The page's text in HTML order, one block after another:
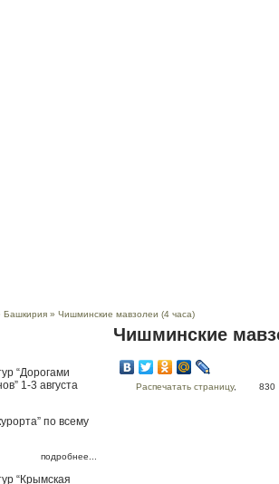
Башкирия » Чишминские мавзолеи (4 часа)
“Дорогами
1-3 августа
по всему
подробнее...
“Крымская
Чишминские
Распечатать страницу, 830